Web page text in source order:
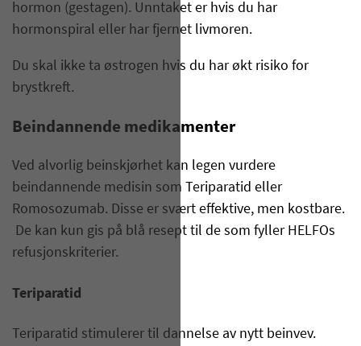
hormon (gestagen). Unntaket er hvis du har
hormonspiral eller har fjernet livmoren.
Du skal ikke ta østrogen hvis du har økt risiko for
brystkreft.
Beindannende medikamenter
Ved alvorlig beinskjørhet kan legen vurdere
beindannende medisin som Teriparatid eller
Romosozumab. Disse er svært effektive, men kostbare.
De kan kun gis på blå resept til de som fyller HELFOs
refusjonskriterier.
Teriparatid
Teriparatid stimulerer til dannelse av nytt beinvev.